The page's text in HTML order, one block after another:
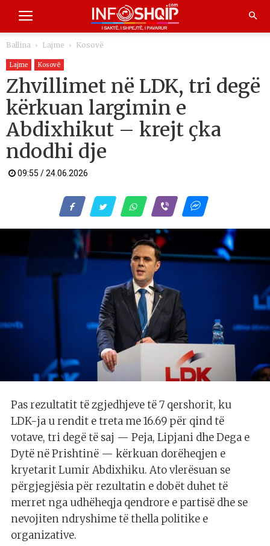
Ballina Lajme Kosovë
Lajme Kosovë
Zhvillimet në LDK, tri degë
kërkuan largimin e
Abdixhikut – krejt çka
ndodhi dje
09:55 / 24.06.2026
Pas rezultatit të zgjedhjeve të 7 qershorit, ku
LDK-ja u rendit e treta me 16.69 për qind të
votave, tri degë të saj — Peja, Lipjani dhe Dega e
Dytë në Prishtinë — kërkuan dorëheqjen e
kryetarit Lumir Abdixhiku. Ato vlerësuan se
përgjegjësia për rezultatin e dobët duhet të
merret nga udhëheqja qendrore e partisë dhe se
nevojiten ndryshime të thella politike e
organizative.